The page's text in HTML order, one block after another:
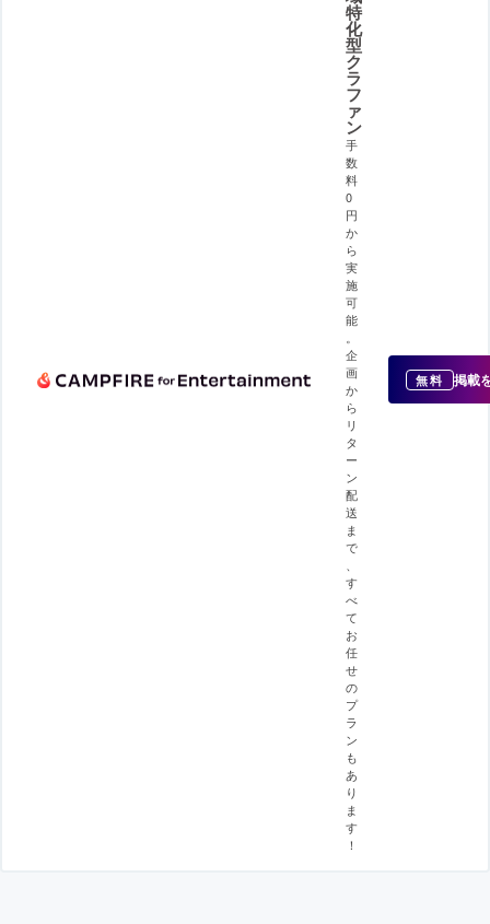
特
化
型
ク
ラ
フ
ァ
ン
手
数
料
0
円
か
ら
実
施
可
能
。
企
画
か
ら
リ
タ
ー
ン
配
送
ま
で
、
す
べ
て
お
任
せ
の
プ
ラ
ン
も
あ
り
ま
す
！
無料 掲載